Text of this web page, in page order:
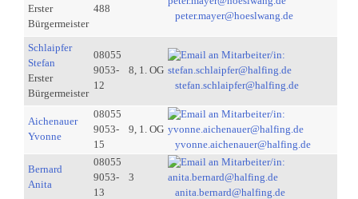
Erster
Bürgermeister
488
peter.mayer@hoeslwang.de
Schlaipfer
Stefan
Erster
Bürgermeister
08055
9053-
12
8, 1. OG
stefan.schlaipfer@halfing.de
Aichenauer
Yvonne
08055
9053-
15
9, 1. OG
yvonne.aichenauer@halfing.de
Bernard
Anita
08055
9053-
13
3
anita.bernard@halfing.de